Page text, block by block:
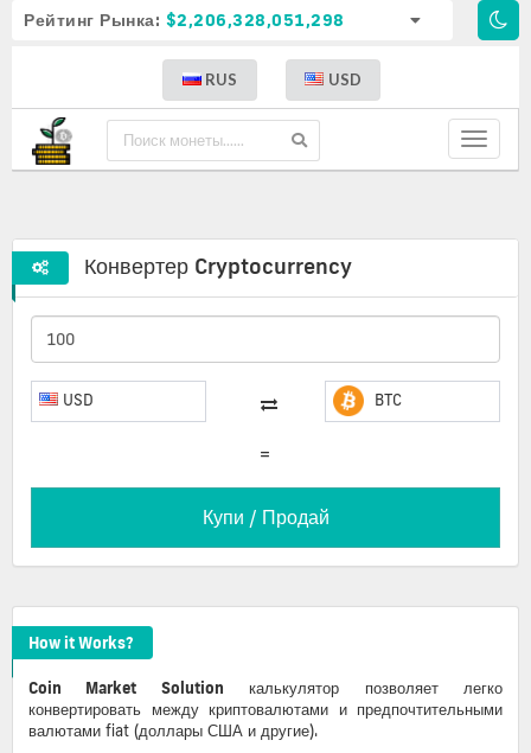
Рейтинг Рынка: $2,206,328,051,298
RUS USD
Toggle
Конвертер Cryptocurrency
USD BTC
=
How it Works?
Coin Market Solution калькулятор позволяет легко
конвертировать между криптовалютами и предпочтительными
валютами fiat (доллары США и другие).